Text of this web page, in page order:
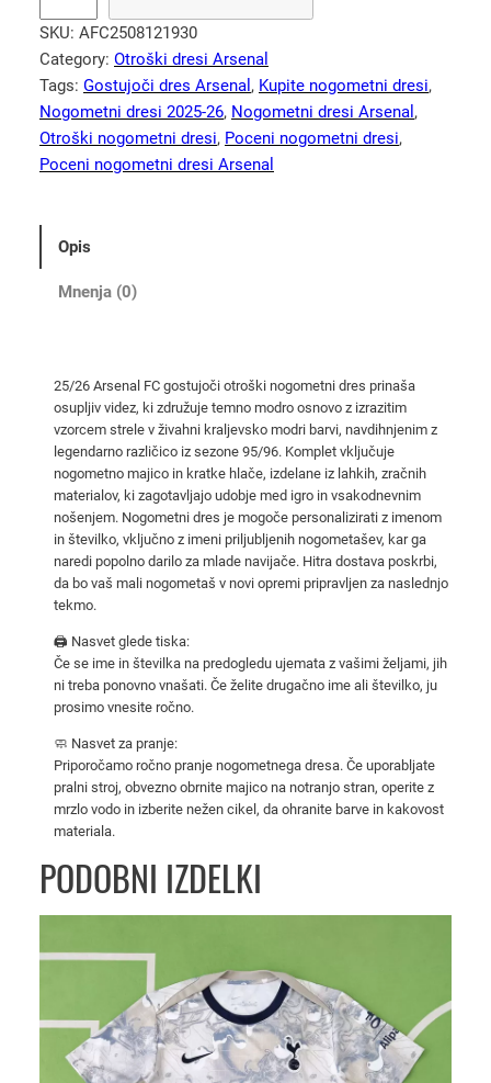
s
e
n
a
l
F
m
e
t
r
SKU: AFC2508121930
Category: Otroški dresi Arsenal
Tags: Gostujoči dres Arsenal , Kupite nogometni dresi
Nogometni dresi 2025-26, Nogometni dresi Arsenal
Otroški nogometni dresi, Poceni nogometni dresi
Poceni nogometni dresi Arsenal
Opis
Mnenja (0)
25/26 Arsenal FC gostujoči otroški nogometni dres prinaša
osupljiv videz, ki združuje temno modro osnovo z izrazitim
vzorcem strele v živahni kraljevsko modri barvi, navdihnjenim z
legendarno različico iz sezone 95/96. Komplet vključuje
nogometno majico in kratke hlače, izdelane iz lahkih, zračnih
materialov, ki zagotavljajo udobje med igro in vsakodnevnim
nošenjem. Nogometni dres je mogoče personalizirati z imenom
in številko, vključno z imeni priljubljenih nogometašev, kar ga
naredi popolno darilo za mlade navijače. Hitra dostava poskrbi,
da bo vaš mali nogometaš v novi opremi pripravljen za naslednjo
tekmo.
🖨️ Nasvet glede tiska:
Če se ime in številka na predogledu ujemata z vašimi željami, jih
ni treba ponovno vnašati. Če želite drugačno ime ali številko, ju
prosimo vnesite ročno.
🧼 Nasvet za pranje:
Priporočamo ročno pranje nogometnega dresa. Če uporabljate
pralni stroj, obvezno obrnite majico na notranjo stran, operite z
mrzlo vodo in izberite nežen cikel, da ohranite barve in kakovost
materiala.
PODOBNI IZDELKI